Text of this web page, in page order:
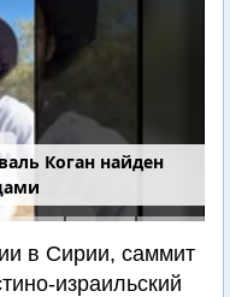
Коган найден
в Сирии, саммит
израильский